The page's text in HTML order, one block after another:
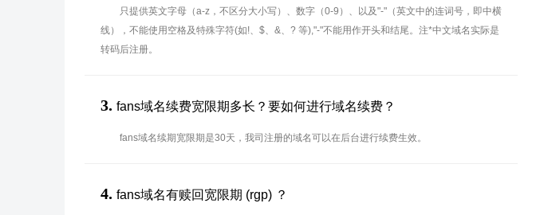
只提供英文字母（a-z，不区分大小写）、数字（0-9）、以及"-"（英文中的连词号，即中横
线），不能使用空格及特殊字符(如!、$、&、? 等),"-"不能用作开头和结尾。注*中文域名实际是
转码后注册。
3. fans域名续费宽限期多长？要如何进行域名续费？
fans域名续期宽限期是30天，我司注册的域名可以在后台进行续费生效。
4. fans域名有赎回宽限期 (rgp) ？